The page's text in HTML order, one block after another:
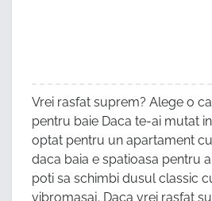
Vrei rasfat suprem? Alege o
pentru baie Daca te-ai mutat
optat pentru un apartament
daca baia e spatioasa pentru
poti sa schimbi dusul classic
vibromasaj. Daca vrei rasfat